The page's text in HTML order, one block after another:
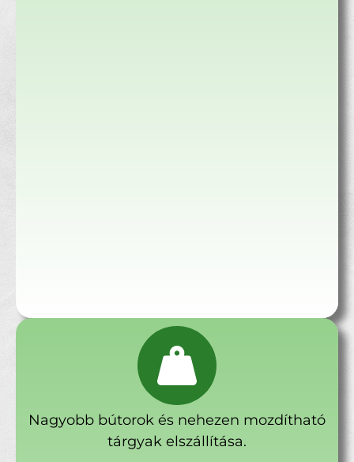
Nagyobb bútorok és nehezen mozdítható
tárgyak elszállítása.